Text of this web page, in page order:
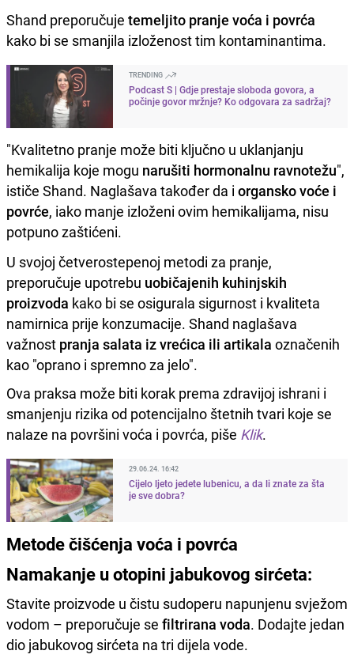
Shand preporučuje temeljito pranje voća i povrća
kako bi se smanjila izloženost tim kontaminantima.
TRENDING
Podcast S | Gdje prestaje sloboda govora, a
počinje govor mržnje? Ko odgovara za sadržaj?
"Kvalitetno pranje može biti ključno u uklanjanju
hemikalija koje mogu narušiti hormonalnu ravnotežu",
ističe Shand. Naglašava također da i organsko voće i
povrće, iako manje izloženi ovim hemikalijama, nisu
potpuno zaštićeni.
U svojoj četverostepenoj metodi za pranje,
preporučuje upotrebu uobičajenih kuhinjskih
proizvoda kako bi se osigurala sigurnost i kvaliteta
namirnica prije konzumacije. Shand naglašava
važnost pranja salata iz vrećica ili artikala označenih
kao "oprano i spremno za jelo".
Ova praksa može biti korak prema zdravijoj ishrani i
smanjenju rizika od potencijalno štetnih tvari koje se
nalaze na površini voća i povrća, piše Klik.
29.06.24. 16:42
Cijelo ljeto jedete lubenicu, a da li znate za šta
je sve dobra?
Metode čišćenja voća i povrća
Namakanje u otopini jabukovog sirćeta:
Stavite proizvode u čistu sudoperu napunjenu svježom
vodom – preporučuje se filtrirana voda. Dodajte jedan
dio jabukovog sirćeta na tri dijela vode.